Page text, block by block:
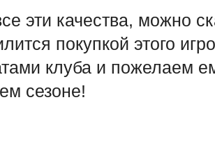
эти качества, можно
покупкой этого
клуба и пожелаем
сезоне!